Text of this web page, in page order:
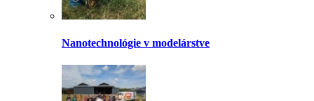
Nanotechnológie v modelárstve